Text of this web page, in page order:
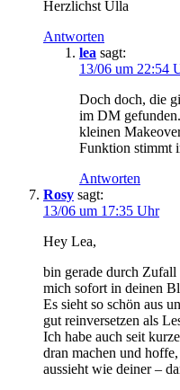
Herzlichst Ulla
Antworten
lea sagt:
13/06 um 22:54
Doch doch, die
im DM
kleinen
Funktion stimmt
Antworten
Rosy sagt:
13/06 um 17:35 Uhr
Hey Lea,
bin gerade durch Zufall
mich sofort in deinen
Es sieht so schön aus
gut reinversetzen als
Ich habe auch seit
dran machen und
aussieht wie deiner –